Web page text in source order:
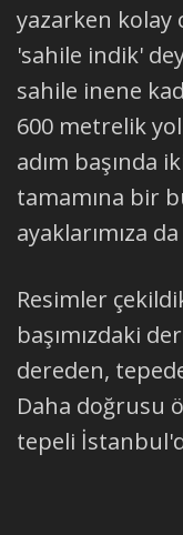
yazarken kolay
'sahile indik'
sahile inene
600 metrelik
adım başında
tamamına bir
ayaklarımıza
Resimler
başımızdaki
dereden,
Daha doğrusu
tepeli